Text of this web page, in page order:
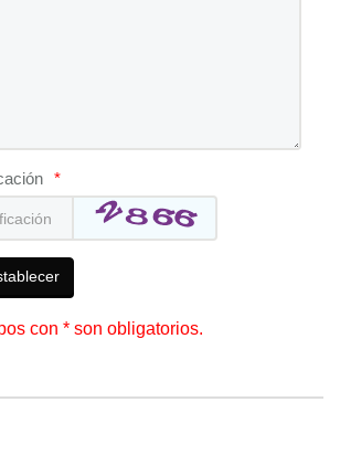
*
con * son obligatorios.